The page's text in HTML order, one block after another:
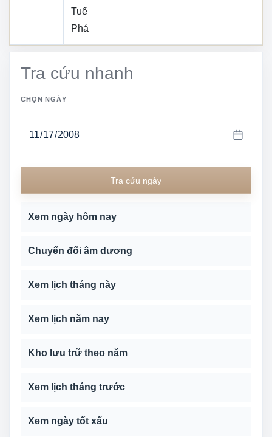
Tuế
Phá
Tra cứu nhanh
CHỌN NGÀY
Tra cứu ngày
Xem ngày hôm nay
Chuyển đổi âm dương
Xem lịch tháng này
Xem lịch năm nay
Kho lưu trữ theo năm
Xem lịch tháng trước
Xem ngày tốt xấu